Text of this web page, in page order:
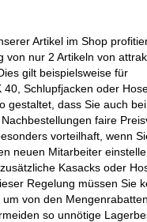
Artikel im Shop
von nur 2 Artikeln von
gilt beispielsweise für
40, Schlupfjacken oder
gestaltet, dass Sie auch
faire
vorteilhaft, wenn
neuen Mitarbeiter
Kasacks oder
Regelung müssen Sie
von den
so unnötige